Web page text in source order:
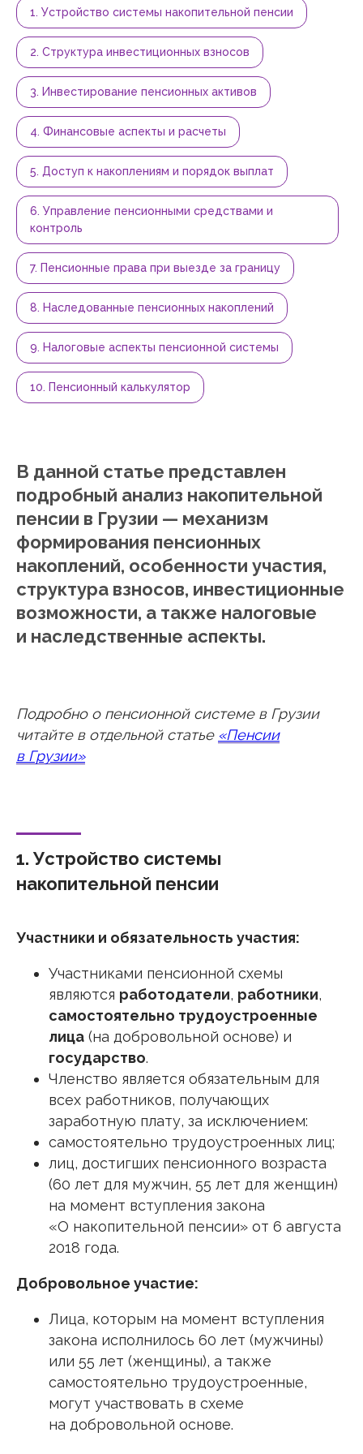
1. Устройство системы накопительной пенсии
2. Структура инвестиционных взносов
3. Инвестирование пенсионных активов
4. Финансовые аспекты и расчеты
5. Доступ к накоплениям и порядок выплат
6. Управление пенсионными средствами и
контроль
7. Пенсионные права при выезде за границу
8. Наследованные пенсионных накоплений
9. Налоговые аспекты пенсионной системы
10. Пенсионный калькулятор
В данной статье представлен
подробный анализ накопительной
пенсии в Грузии — механизм
формирования пенсионных
накоплений, особенности участия,
структура взносов, инвестиционные
возможности, а также налоговые
и наследственные аспекты.
Подробно о пенсионной системе в Грузии
читайте в отдельной статье «Пенсии
в Грузии»
1. Устройство системы
накопительной пенсии
Участники и обязательность участия:
Участниками пенсионной схемы
являются работодатели, работники,
самостоятельно трудоустроенные
лица (на добровольной основе) и
государство.
Членство является обязательным для
всех работников, получающих
заработную плату, за исключением:
самостоятельно трудоустроенных лиц;
лиц, достигших пенсионного возраста
(60 лет для мужчин, 55 лет для женщин)
на момент вступления закона
«О накопительной пенсии» от 6 августа
2018 года.
Добровольное участие:
Лица, которым на момент вступления
закона исполнилось 60 лет (мужчины)
или 55 лет (женщины), а также
самостоятельно трудоустроенные,
могут участвовать в схеме
на добровольной основе.